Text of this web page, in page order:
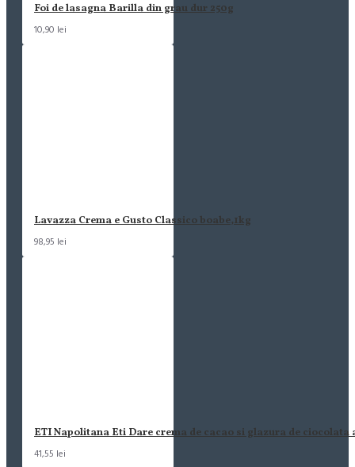
Foi de lasagna Barilla din grau dur 250g
10,90 lei
Lavazza Crema e Gusto Classico boabe,1kg
98,95 lei
ETI Napolitana Eti Dare crema de cacao si glazura de ciocolata
41,55 lei